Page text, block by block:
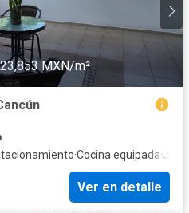
MXN/m²
·Cocina equipada·
Ver en detalle